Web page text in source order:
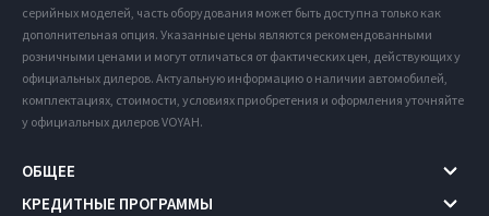
серийных моделей, часть оборудования может быть доступна только как
дополнительная опция. Указанные цены являются рекомендованными
розничными ценами и могут отличаться от фактических цен, действующих у
официальных дилеров. Актуальную информацию о наличии автомобилей,
комплектациях, стоимости, условиях приобретения и оформления уточняйте
у официальных дилеров VOYAH.
ОБЩЕЕ
КРЕДИТНЫЕ ПРОГРАММЫ